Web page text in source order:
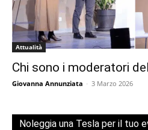
Attualità
Chi sono i moderatori
Giovanna Annunziata - 3 Marzo 2026
Noleggia una Tesla per il tuo